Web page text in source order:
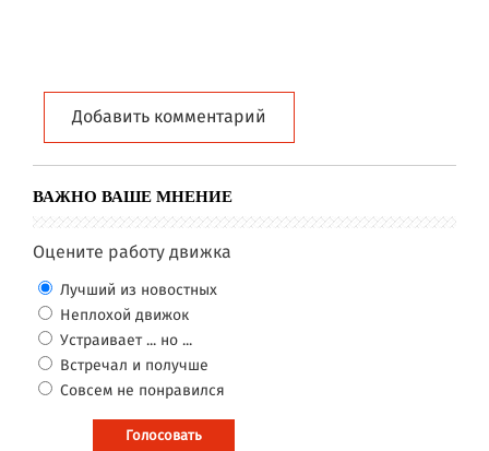
Добавить комментарий
ВАЖНО ВАШЕ МНЕНИЕ
Оцените работу движка
Лучший из новостных
Неплохой движок
Устраивает ... но ...
Встречал и получше
Совсем не понравился